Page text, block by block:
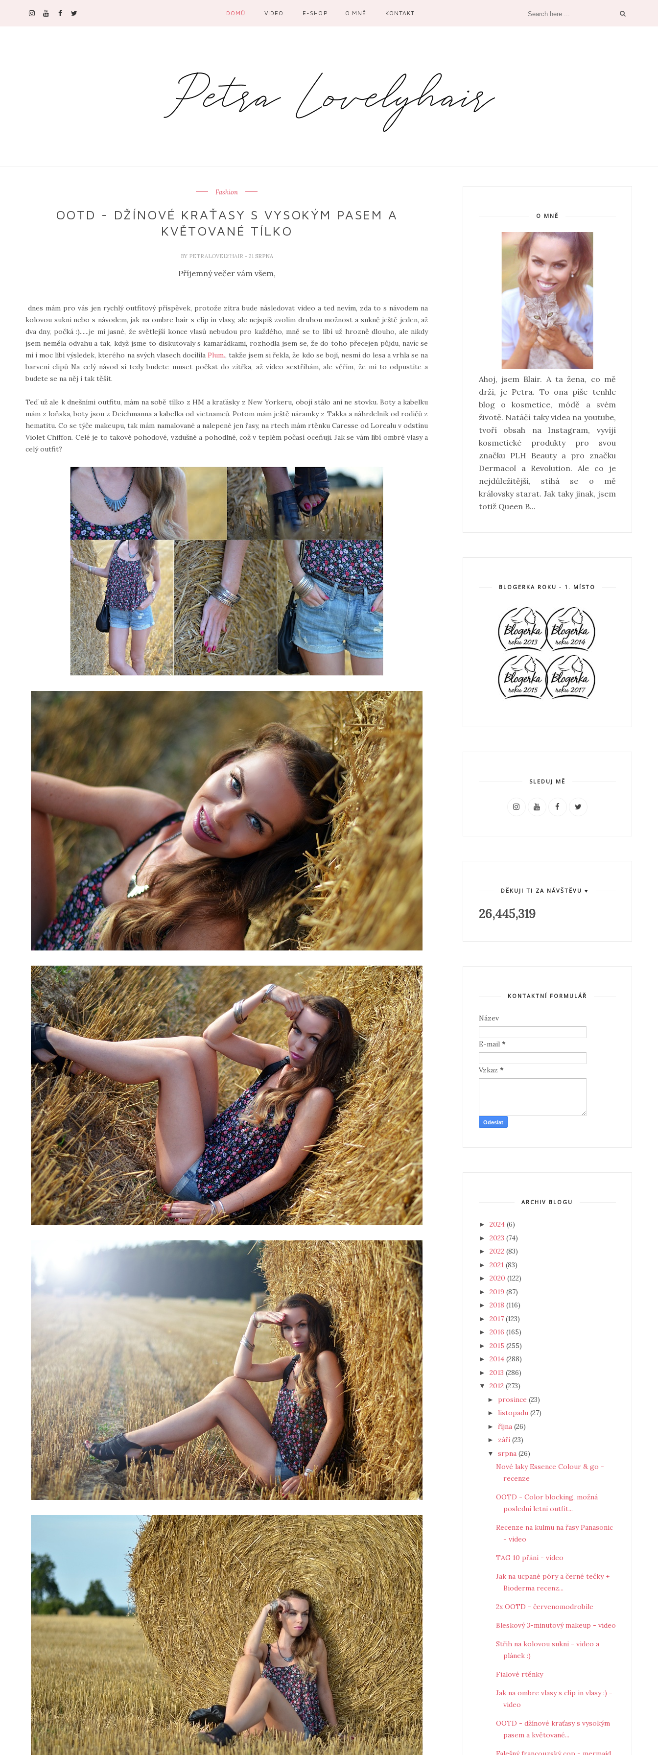
DOMŮ VIDEO E-SHOP O MNĚ KONTAKT
Fashion
OOTD - DŽÍNOVÉ KRAŤASY S VYSOKÝM PASEM A
KVĚTOVANÉ TÍLKO
BY PETRALOVELYHAIR - 21 SRPNA
Příjemný večer vám všem,
dnes mám pro vás jen rychlý outfitový příspěvek, protože zítra bude následovat video a ted nevím, zda to s návodem na
kolovou sukni nebo s návodem, jak na ombre hair s clip in vlasy, ale nejspíš zvolím druhou možnost a sukně ještě jeden, až
dva dny, počká :)......je mi jasné, že světlejší konce vlasů nebudou pro každého, mně se to líbí už hrozně dlouho, ale nikdy
jsem neměla odvahu a tak, když jsme to diskutovaly s kamarádkami, rozhodla jsem se, že do toho přecejen půjdu, navíc se
mi i moc líbí výsledek, kterého na svých vlasech docílila Plum., takže jsem si řekla, že kdo se bojí, nesmí do lesa a vrhla se na
barvení clipů Na celý návod si tedy budete muset počkat do zítřka, až video sestříhám, ale věřím, že mi to odpustíte a
budete se na něj i tak těšit.
Teď už ale k dnešními outfitu, mám na sobě tílko z HM a kraťásky z New Yorkeru, obojí stálo ani ne stovku. Boty a kabelku
mám z loňska, boty jsou z Deichmanna a kabelka od vietnamců. Potom mám ještě náramky z Takka a náhrdelník od rodičů z
hematitu. Co se týče makeupu, tak mám namalované a nalepené jen řasy, na rtech mám rtěnku Caresse od Lorealu v odstínu
Violet Chiffon. Celé je to takové pohodové, vzdušné a pohodlné, což v teplém počasí oceňuji. Jak se vám líbí ombré vlasy a
celý outfit?
O MNĚ
Ahoj, jsem Blair. A ta žena, co mě
drží, je Petra. To ona píše tenhle
blog o kosmetice, módě a svém
životě. Natáčí taky videa na youtube,
tvoří obsah na Instagram, vyvíjí
kosmetické produkty pro svou
značku PLH Beauty a pro značku
Dermacol a Revolution. Ale co je
nejdůležitější, stíhá se o mě
královsky starat. Jak taky jinak, jsem
totiž Queen B...
BLOGERKA ROKU - 1. MÍSTO
SLEDUJ MĚ
DĚKUJI TI ZA NÁVŠTĚVU ♥
26,445,319
KONTAKTNÍ FORMULÁŘ
Název
E-mail *
Vzkaz *
ARCHIV BLOGU
► 2024 (6)
► 2023 (74)
► 2022 (83)
► 2021 (83)
► 2020 (122)
► 2019 (87)
► 2018 (116)
► 2017 (123)
► 2016 (165)
► 2015 (255)
► 2014 (288)
► 2013 (286)
▼ 2012 (273)
► prosince (23)
► listopadu (27)
► října (26)
► září (23)
▼ srpna (26)
Nové laky Essence Colour & go -
recenze
OOTD - Color blocking, možná
poslední letní outfit...
Recenze na kulmu na řasy Panasonic
- video
TAG 10 přání - video
Jak na ucpané póry a černé tečky +
Bioderma recenz...
2x OOTD - červenomodrobíle
Bleskový 3-minutový makeup - video
Střih na kolovou sukni - video a
plánek :)
Fialové rtěnky
Jak na ombre vlasy s clip in vlasy :) -
video
OOTD - džínové kraťasy s vysokým
pasem a květované...